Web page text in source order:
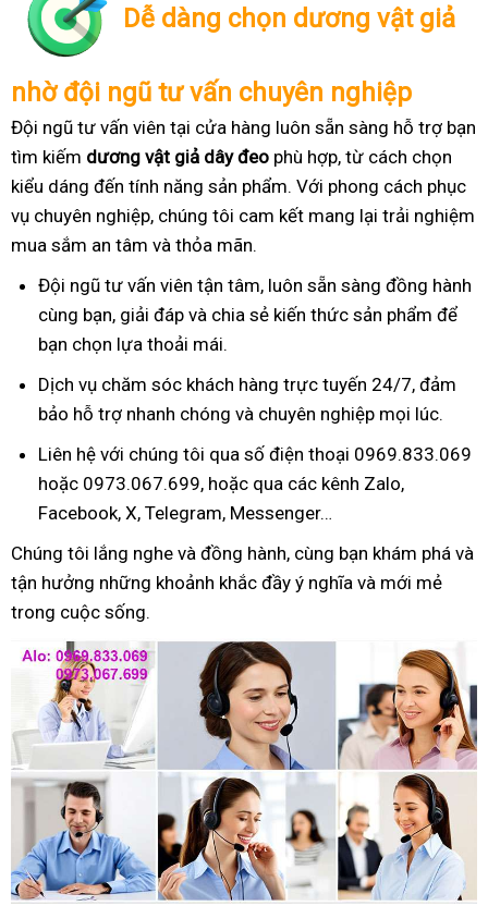
Dễ dàng chọn dương vật giả
nhờ đội ngũ tư vấn chuyên nghiệp
Đội ngũ tư vấn viên tại cửa hàng luôn sẵn sàng hỗ trợ bạn
tìm kiếm dương vật giả dây đeo phù hợp, từ cách chọn
kiểu dáng đến tính năng sản phẩm. Với phong cách phục
vụ chuyên nghiệp, chúng tôi cam kết mang lại trải nghiệm
mua sắm an tâm và thỏa mãn.
Đội ngũ tư vấn viên tận tâm, luôn sẵn sàng đồng hành
cùng bạn, giải đáp và chia sẻ kiến thức sản phẩm để
bạn chọn lựa thoải mái.
Dịch vụ chăm sóc khách hàng trực tuyến 24/7, đảm
bảo hỗ trợ nhanh chóng và chuyên nghiệp mọi lúc.
Liên hệ với chúng tôi qua số điện thoại 0969.833.069
hoặc 0973.067.699, hoặc qua các kênh Zalo,
Facebook, X, Telegram, Messenger…
Chúng tôi lắng nghe và đồng hành, cùng bạn khám phá và
tận hưởng những khoảnh khắc đầy ý nghĩa và mới mẻ
trong cuộc sống.